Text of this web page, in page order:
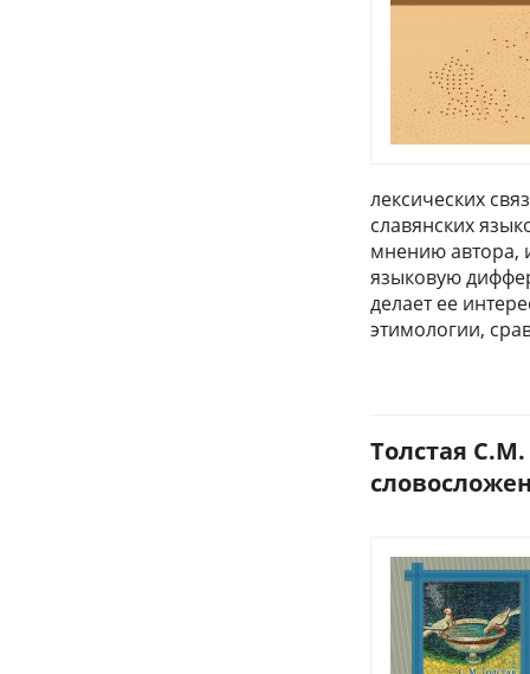
лексических
славянских
мнению автора,
языковую
делает ее
этимологии,
Толстая